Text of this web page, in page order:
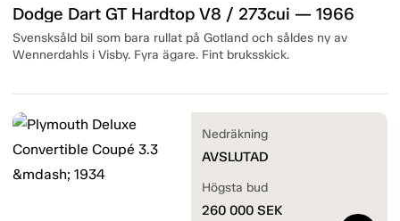
Dodge Dart GT Hardtop V8 / 273cui — 1966
Svensksåld bil som bara rullat på Gotland och såldes ny av
Wennerdahls i Visby. Fyra ägare. Fint bruksskick.
Nedräkning
AVSLUTAD
Högsta bud
260 000 SEK